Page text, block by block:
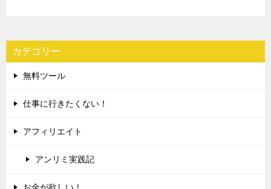
カテゴリー
無料ツール
仕事に行きたくない！
アフィリエイト
アンリミ実践記
お金が欲しい！